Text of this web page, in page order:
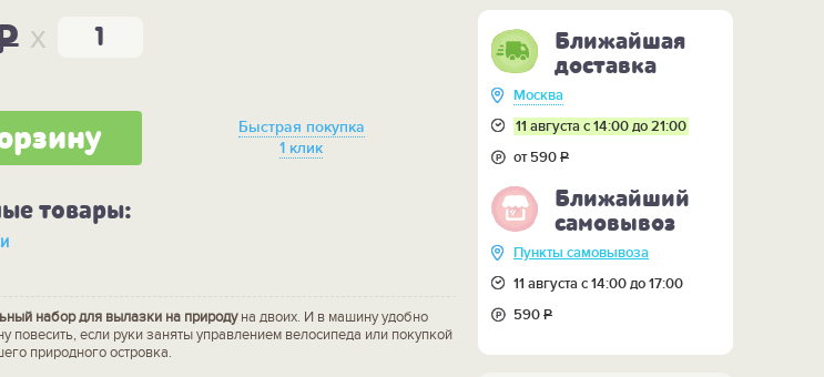
x
Быстрая покупка
1 клик
товары:
набор для вылазки на природуна двоих. И в машину удобно
повесить, если руки заняты управлением велосипеда или покупкой
природного островка.
Ближайшая
доставка
Москва
11 августа с 14:00 до 21:00
от 590Р
Ближайший
самовывоз
Пункты самовывоза
11 августа с 14:00 до 17:00
590Р